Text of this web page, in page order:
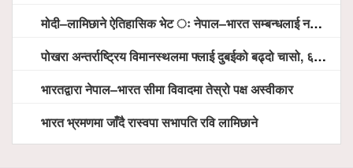
मोदी–लामिछाने ऐतिहासिक भेट ः नेपाल–भारत सम्बन्धलाई नयाँ उचाइमा पु¥याउने साझा प्रतिबद्धता
पोखरा अन्तर्राष्ट्रिय विमानस्थलमा फ्लाई दुबईको बढ्दो चासो, ६ घण्टा लामो प्राविधिक निरीक्षणपछि दैनिक उडानको ढोका खुल्दै
भारतद्वारा नेपाल–भारत सीमा विवादमा तेस्रो पक्ष अस्वीकार
भारत भ्रमणमा जाँदै रास्वपा सभापति रवि लामिछाने